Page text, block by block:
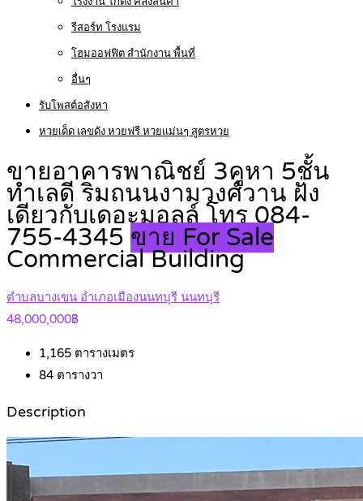
รีสอร์ท โรงแรม
โฮมออฟฟิต สำนักงาน พื้นที่
อื่นๆ
รับโพสต์อสังหา
หวยเด็ด เลขดัง หวยฟรี หวยแม่นๆ สูตรหวย
ขายอาคารพาณิชย์ 3คูหา 5ชั้น
ทำเลดี ริมถนนงามวงศ์วาน ฝั่ง
เดียวกับเดอะมอลล์ โทร 084-
755-4345 ขาย For Sale
Commercial Building
ตำบลบางเขน อำเภอเมืองนนทบุรี นนทบุรี
48,000,000฿
1,165 ตารางเมตร
84 ตารางวา
Description